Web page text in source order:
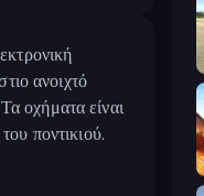
ανοιχτό
οχήματα είναι
ποντικιού.